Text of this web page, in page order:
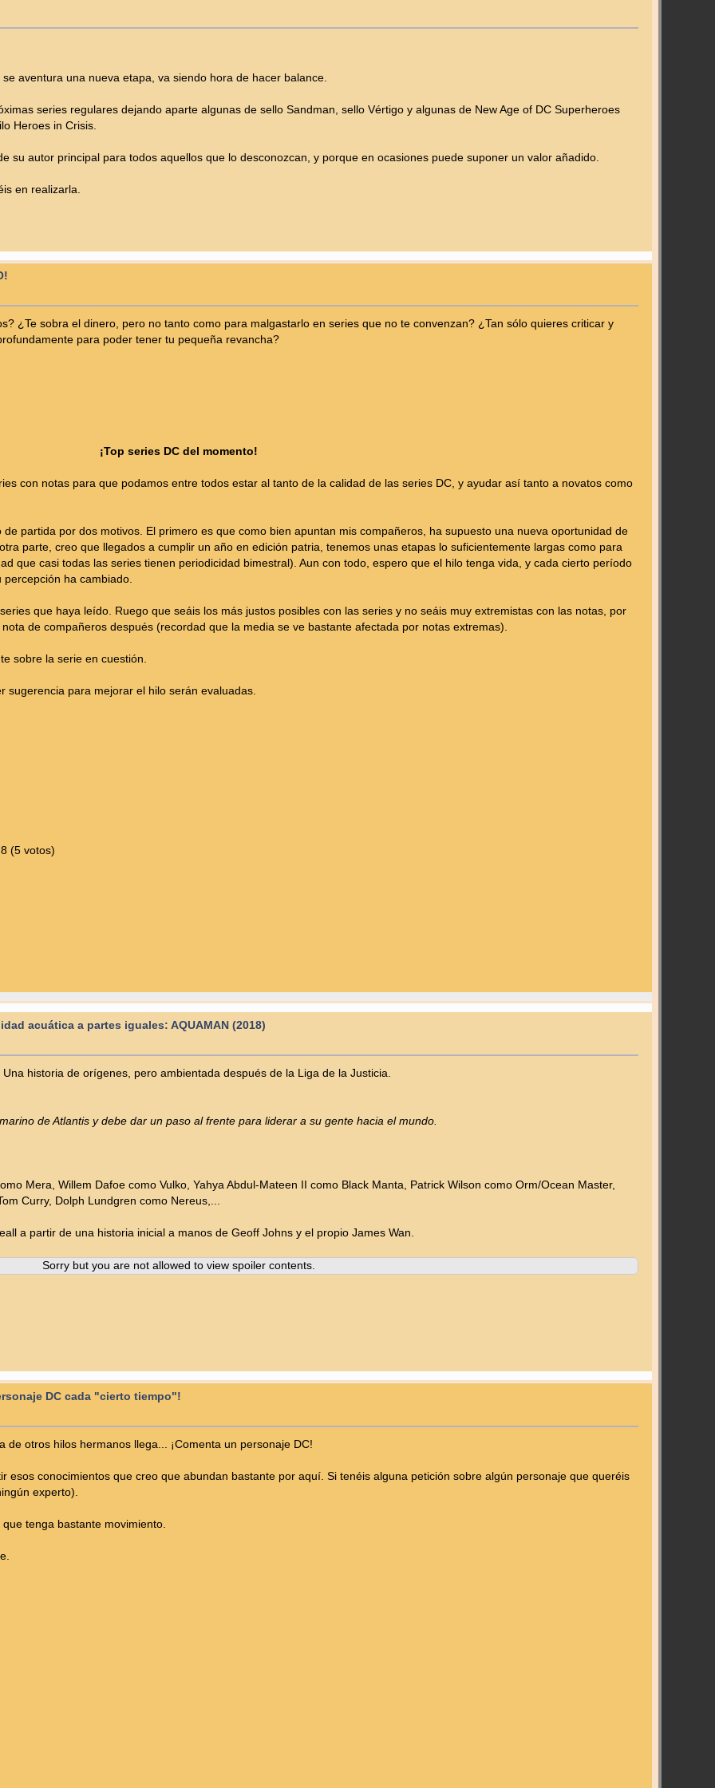
aventura una nueva etapa, va siendo hora de hacer balance.
series regulares dejando aparte algunas de sello Sandman, sello Vértigo y algunas de New Age of DC Superheroes
Heroes in Crisis.
su autor principal para todos aquellos que lo desconozcan, y porque en ocasiones puede suponer un valor añadido.
en realizarla.
¿Te sobra el dinero, pero no tanto como para malgastarlo en series que no te convenzan? ¿Tan sólo quieres criticar y
para poder tener tu pequeña revancha?
¡Top series DC del momento!
con notas para que podamos entre todos estar al tanto de la calidad de las series DC, y ayudar así tanto a novatos como
partida por dos motivos. El primero es que como bien apuntan mis compañeros, ha supuesto una nueva oportunidad de
parte, creo que llegados a cumplir un año en edición patria, tenemos unas etapas lo suficientemente largas como para
que casi todas las series tienen periodicidad bimestral). Aun con todo, espero que el hilo tenga vida, y cada cierto período
ha cambiado.
que haya leído. Ruego que seáis los más justos posibles con las series y no seáis muy extremistas con las notas, por
de compañeros después (recordad que la media se ve bastante afectada por notas extremas).
sobre la serie en cuestión.
sugerencia para mejorar el hilo serán evaluadas.
(5 votos)
acuática a partes iguales: AQUAMAN (2018)
historia de orígenes, pero ambientada después de la Liga de la Justicia.
de Atlantis y debe dar un paso al frente para liderar a su gente hacia el mundo.
Mera, Willem Dafoe como Vulko, Yahya Abdul-Mateen II como Black Manta, Patrick Wilson como Orm/Ocean Master,
Curry, Dolph Lundgren como Nereus,...
a partir de una historia inicial a manos de Geoff Johns y el propio James Wan.
Sorry but you are not allowed to view spoiler contents.
DC cada "cierto tiempo"!
otros hilos hermanos llega... ¡Comenta un personaje DC!
esos conocimientos que creo que abundan bastante por aquí. Si tenéis alguna petición sobre algún personaje que queréis
experto).
tenga bastante movimiento.